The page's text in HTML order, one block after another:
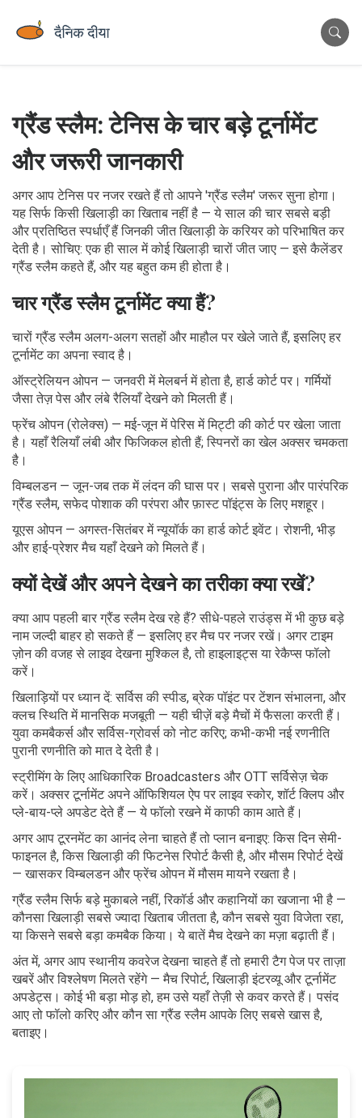
ग्रैंड स्लैम: टेनिस के चार बड़े टूर्नामेंट
और जरूरी जानकारी
अगर आप टेनिस पर नजर रखते हैं तो आपने 'ग्रैंड स्लैम' जरूर सुना होगा।
यह सिर्फ किसी खिलाड़ी का खिताब नहीं है — ये साल की चार सबसे बड़ी
और प्रतिष्ठित स्पर्धाएँ हैं जिनकी जीत खिलाड़ी के करियर को परिभाषित कर
देती है। सोचिए: एक ही साल में कोई खिलाड़ी चारों जीत जाए — इसे कैलेंडर
ग्रैंड स्लैम कहते हैं, और यह बहुत कम ही होता है।
चार ग्रैंड स्लैम टूर्नामेंट क्या हैं?
चारों ग्रैंड स्लैम अलग-अलग सतहों और माहौल पर खेले जाते हैं, इसलिए हर
टूर्नामेंट का अपना स्वाद है।
ऑस्ट्रेलियन ओपन — जनवरी में मेलबर्न में होता है, हार्ड कोर्ट पर। गर्मियों
जैसा तेज़ पेस और लंबे रैलियाँ देखने को मिलती हैं।
फ्रेंच ओपन (रोलेक्स) — मई-जून में पेरिस में मिट्टी की कोर्ट पर खेला जाता
है। यहाँ रैलियाँ लंबी और फिजिकल होती हैं; स्पिनरों का खेल अक्सर चमकता
है।
विम्बलडन — जून-जब तक में लंदन की घास पर। सबसे पुराना और पारंपरिक
ग्रैंड स्लैम, सफेद पोशाक की परंपरा और फ़ास्ट पॉइंट्स के लिए मशहूर।
यूएस ओपन — अगस्त-सितंबर में न्यूयॉर्क का हार्ड कोर्ट इवेंट। रोशनी, भीड़
और हाई-प्रेशर मैच यहाँ देखने को मिलते हैं।
क्यों देखें और अपने देखने का तरीका क्या रखें?
क्या आप पहली बार ग्रैंड स्लैम देख रहे हैं? सीधे-पहले राउंड्स में भी कुछ बड़े
नाम जल्दी बाहर हो सकते हैं — इसलिए हर मैच पर नजर रखें। अगर टाइम
ज़ोन की वजह से लाइव देखना मुश्किल है, तो हाइलाइट्स या रेकैप्स फॉलो
करें।
खिलाड़ियों पर ध्यान दें: सर्विस की स्पीड, ब्रेक पॉइंट पर टेंशन संभालना, और
क्लच स्थिति में मानसिक मजबूती — यही चीज़ें बड़े मैचों में फैसला करती हैं।
युवा कमबैकर्स और सर्विस-ग्रोवर्स को नोट करिए; कभी-कभी नई रणनीति
पुरानी रणनीति को मात दे देती है।
स्ट्रीमिंग के लिए आधिकारिक Broadcasters और OTT सर्विसेज़ चेक
करें। अक्सर टूर्नामेंट अपने ऑफिशियल ऐप पर लाइव स्कोर, शॉर्ट क्लिप और
प्ले-बाय-प्ले अपडेट देते हैं — ये फॉलो रखने में काफी काम आते हैं।
अगर आप टूरनमेंट का आनंद लेना चाहते हैं तो प्लान बनाइए: किस दिन सेमी-
फाइनल है, किस खिलाड़ी की फिटनेस रिपोर्ट कैसी है, और मौसम रिपोर्ट देखें
— खासकर विम्बलडन और फ्रेंच ओपन में मौसम मायने रखता है।
ग्रैंड स्लैम सिर्फ बड़े मुकाबले नहीं, रिकॉर्ड और कहानियों का खजाना भी है —
कौनसा खिलाड़ी सबसे ज्यादा खिताब जीतता है, कौन सबसे युवा विजेता रहा,
या किसने सबसे बड़ा कमबैक किया। ये बातें मैच देखने का मज़ा बढ़ाती हैं।
अंत में, अगर आप स्थानीय कवरेज देखना चाहते हैं तो हमारी टैग पेज पर ताज़ा
खबरें और विश्लेषण मिलते रहेंगे — मैच रिपोर्ट, खिलाड़ी इंटरव्यू और टूर्नामेंट
अपडेट्स। कोई भी बड़ा मोड़ हो, हम उसे यहाँ तेज़ी से कवर करते हैं। पसंद
आए तो फॉलो करिए और कौन सा ग्रैंड स्लैम आपके लिए सबसे खास है,
बताइए।